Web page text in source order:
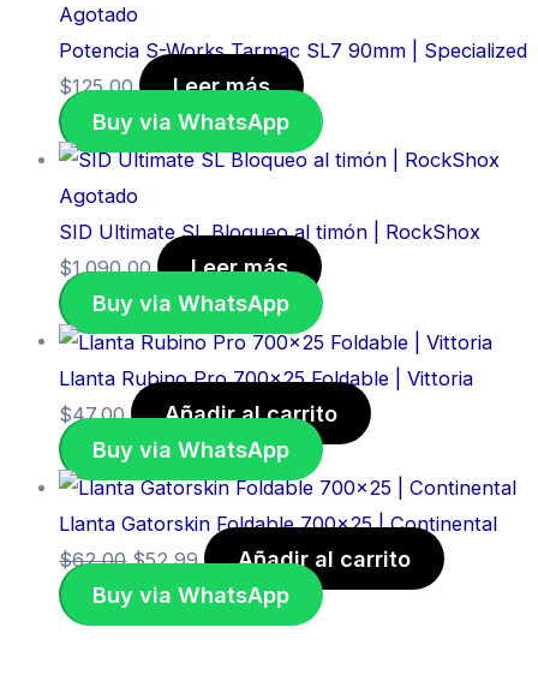
Agotado
Potencia S-Works Tarmac SL7 90mm | Specialized
$125,00
Leer más
Buy via WhatsApp
Agotado
SID Ultimate SL Bloqueo al timón | RockShox
$1.090,00
Leer más
Buy via WhatsApp
Llanta Rubino Pro 700×25 Foldable | Vittoria
$47,00
Añadir al carrito
Buy via WhatsApp
Llanta Gatorskin Foldable 700×25 | Continental
$62,00 $52,99
Añadir al carrito
Buy via WhatsApp